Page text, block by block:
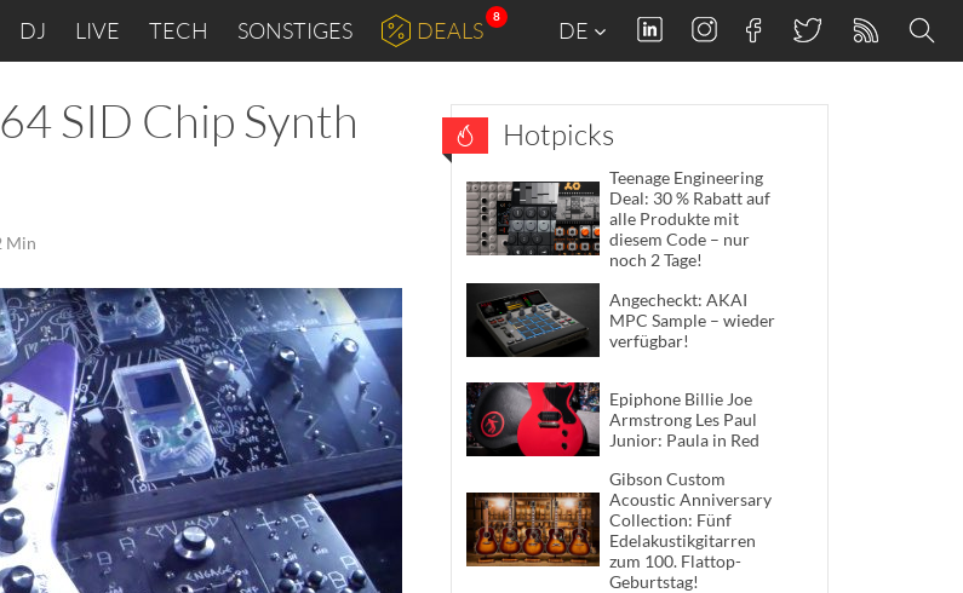
DJ LIVE TECH SONSTIGES DEALS
8
DE
SID Chip Synth
Min
Hotpicks
Teenage Engineering
Deal: 30 % Rabatt auf
alle Produkte mit
diesem Code – nur
noch 2 Tage!
Angecheckt: AKAI
MPC Sample – wieder
verfügbar!
Epiphone Billie Joe
Armstrong Les Paul
Junior: Paula in Red
Gibson Custom
Acoustic Anniversary
Collection: Fünf
Edelakustikgitarren
zum 100. Flattop-
Geburtstag!